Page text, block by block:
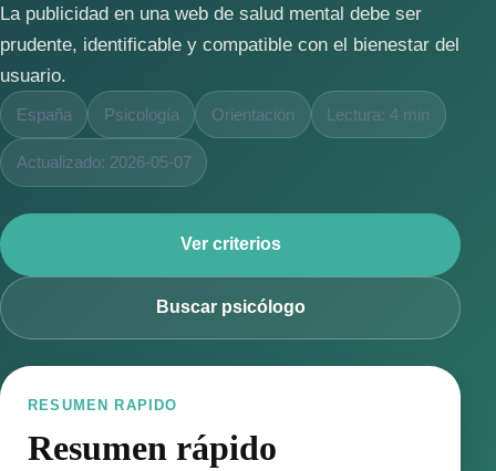
La publicidad en una web de salud mental debe ser
prudente, identificable y compatible con el bienestar del
usuario.
España Psicología Orientación Lectura: 4 min
Actualizado: 2026-05-07
Ver criterios
Buscar psicólogo
RESUMEN RAPIDO
Resumen rápido